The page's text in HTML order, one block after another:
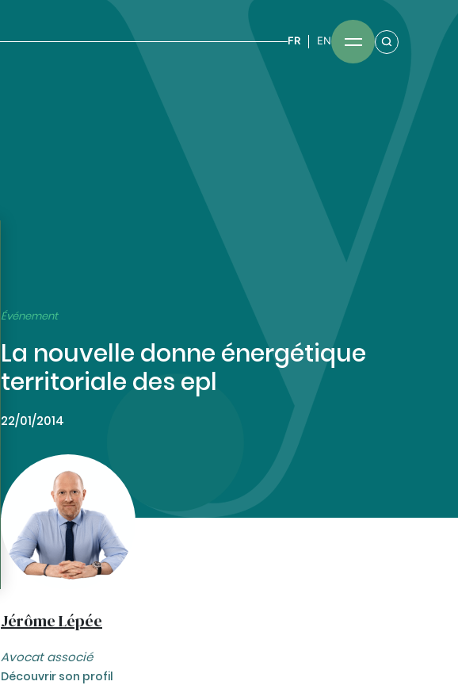
FR EN
Événement
La nouvelle donne énergétique
territoriale des epl
22/01/2014
Jérôme Lépée
Avocat associé
Découvrir son profil